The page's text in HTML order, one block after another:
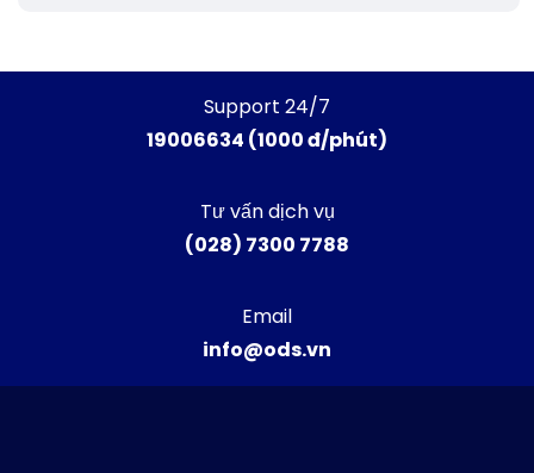
Support 24/7
19006634 (1000 đ/phút)
Tư vấn dịch vụ
(028) 7300 7788
Email
info@ods.vn